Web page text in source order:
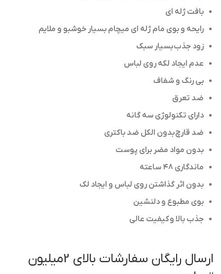
بافت ژله ای
رایحه و بوی مام ژله ای میچام بسیار خوشبو و ملایم
زود جذببسیار سبک
عدم ایجاد لکه روی لباس
بی رنگ و شفاف
ضد تعرق
دارای تکنولوژی سه گانه
ضد قارچ بدون الکل ضد باکتری
بدون مواد مضر برای پوست
ماندگاری ۴۸ ساعته
بدون اثر گذاشتن روی لباس و ایجاد لک
بوی مطبوع و دلنشین
جذب بالا و کیفیت عالی
ارسال رایگان سفارشات بالای 2میلیون